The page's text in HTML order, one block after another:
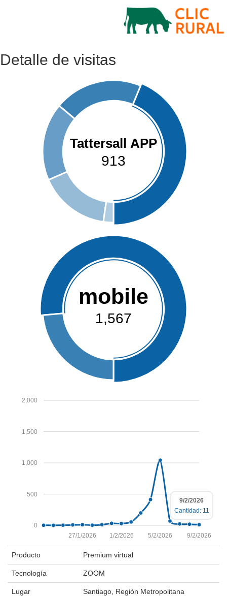
Detalle de visitas
Tattersall APP
913
mobile
1,567
0
500
1,000
1,500
2,000
9/2/2026
5/2/2026
1/2/2026
27/1/2026
9/2/2026
Cantidad: 11
Producto Premium virtual
Tecnología ZOOM
Lugar Santiago, Región Metropolitana